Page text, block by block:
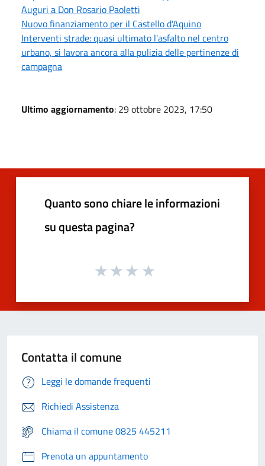
Auguri a Don Rosario Paoletti
Nuovo finanziamento per il Castello d'Aquino
Interventi strade: quasi ultimato l'asfalto nel centro
urbano, si lavora ancora alla pulizia delle pertinenze di
campagna
Ultimo aggiornamento: 29 ottobre 2023, 17:50
Quanto sono chiare le informazioni
su questa pagina?
Contatta il comune
Leggi le domande frequenti
Richiedi Assistenza
Chiama il comune 0825 445211
Prenota un appuntamento